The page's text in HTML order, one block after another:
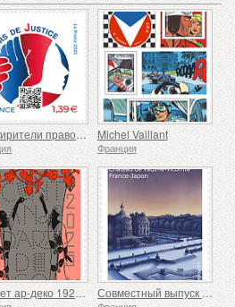
Примирители правосудия Michel Vaillant
Франция
100 лет ар-деко 1925-2025 Совместный выпуск Франции и Японии